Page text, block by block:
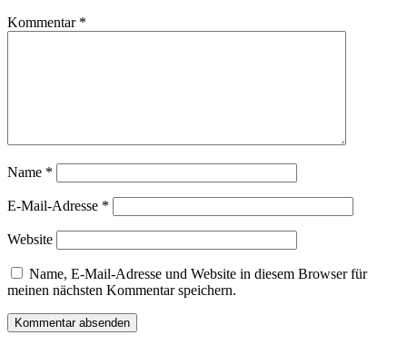
Kommentar *
Name *
E-Mail-Adresse *
Website
Name, E-Mail-Adresse und Website in diesem Browser für
meinen nächsten Kommentar speichern.